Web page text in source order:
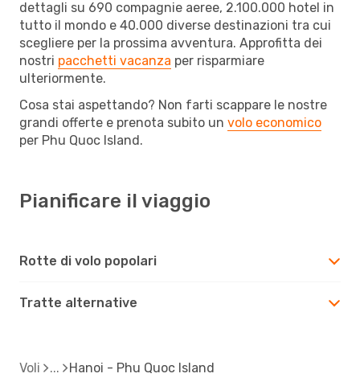
dettagli su 690 compagnie aeree, 2.100.000 hotel in
tutto il mondo e 40.000 diverse destinazioni tra cui
scegliere per la prossima avventura. Approfitta dei
nostri pacchetti vacanza per risparmiare
ulteriormente.
Cosa stai aspettando? Non farti scappare le nostre
grandi offerte e prenota subito un volo economico
per Phu Quoc Island.
Pianificare il viaggio
Rotte di volo popolari
Tratte alternative
Voli Hanoi - Phu Quoc Island